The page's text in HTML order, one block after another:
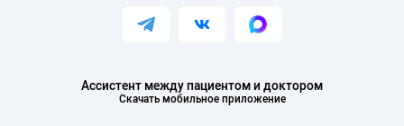
Ассистент между пациентом и доктором
Скачать мобильное приложение